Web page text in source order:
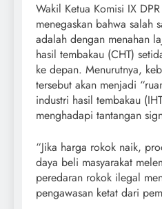
Wakil Ketua Komisi IX
menegaskan bahwa salah
adalah dengan menahan
hasil tembakau (CHT)
ke depan. Menurutnya,
tersebut akan menjadi
industri hasil tembakau
menghadapi tantangan
“Jika harga rokok naik,
daya beli masyarakat
peredaran rokok ilegal
pengawasan ketat dari